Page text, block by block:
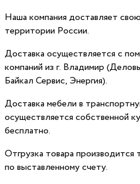
Наша компания доставляет
территории России.
Доставка осуществляется с
компаний из г. Владимир
Байкал Сервис, Энергия).
Доставка мебели в
осуществляется собственной
бесплатно.
Отгрузка товара
по выставленному счету.